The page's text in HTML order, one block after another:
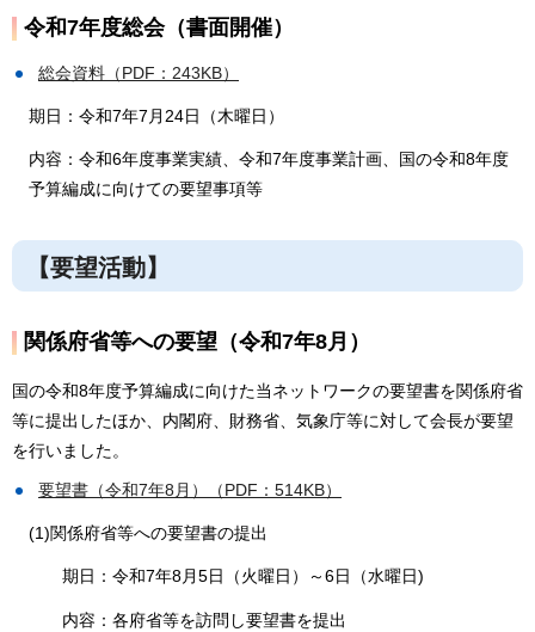
令和7年度総会（書面開催）
総会資料（PDF：243KB）
期日：令和7年7月24日（木曜日）
内容：令和6年度事業実績、令和7年度事業計画、国の令和8年度
予算編成に向けての要望事項等
【要望活動】
関係府省等への要望（令和7年8月）
国の令和8年度予算編成に向けた当ネットワークの要望書を関係府省
等に提出したほか、内閣府、財務省、気象庁等に対して会長が要望
を行いました。
要望書（令和7年8月）（PDF：514KB）
(1)関係府省等への要望書の提出
期日：令和7年8月5日（火曜日）～6日（水曜日)
内容：各府省等を訪問し要望書を提出